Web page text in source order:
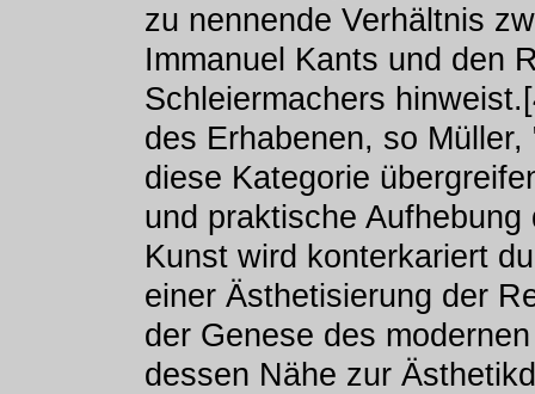
zu nennende Verhältnis
Immanuel Kants und den
Schleiermachers
des Erhabenen, so
diese Kategorie
und praktische
Kunst wird konterkariert
einer Ästhetisierung der
der Genese des
dessen Nähe zur